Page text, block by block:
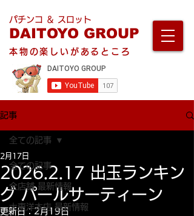
パチンコ ＆ スロット
DAITOYO GROUP
本物の楽しいがあるところ
記事
全ての記事
全店舗 最新情報
大東洋本店 最新情報
全ての記事
2026.2.17 出玉ランキン
グ パールサーティーン
2月17日
更新日：2月19日